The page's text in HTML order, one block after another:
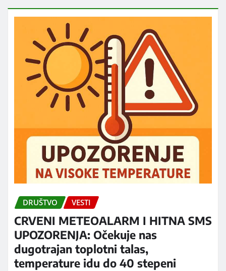
DRUŠTVO VESTI
CRVENI METEOALARM I HITNA SMS
UPOZORENJA: Očekuje nas
dugotrajan toplotni talas,
temperature idu do 40 stepeni